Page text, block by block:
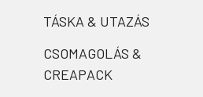
TÁSKA & UTAZÁS
CSOMAGOLÁS &
CREAPACK